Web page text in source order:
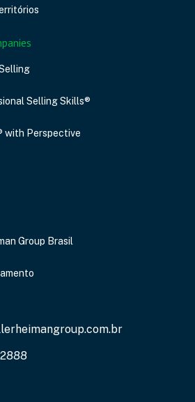
Selling Skills®
with Perspective
Group Brasil